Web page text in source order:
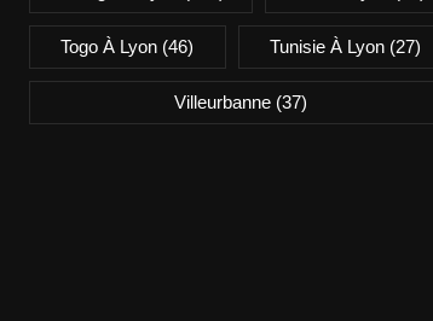
Togo À Lyon (46) Tunisie À Lyon(27)
Villeurbanne (37)